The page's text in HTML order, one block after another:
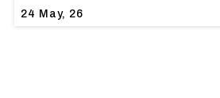
24 May, 26